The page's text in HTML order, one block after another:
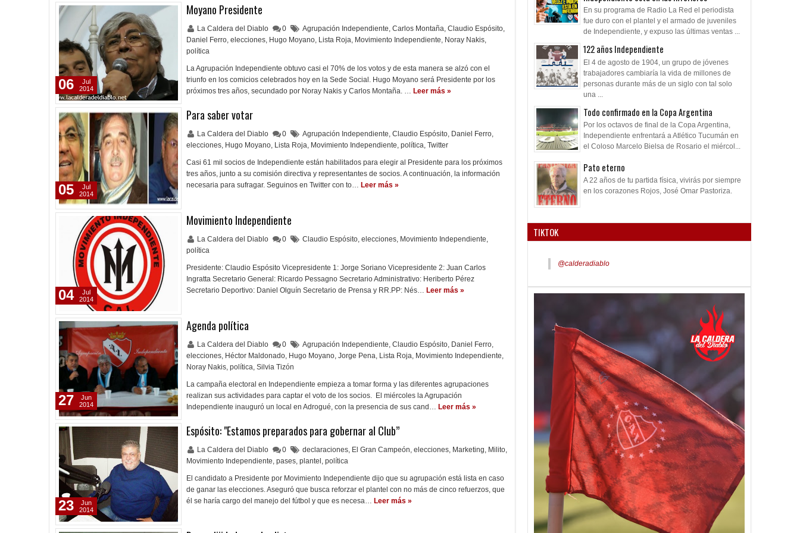
Moyano Presidente
La Caldera del Diablo 0 Agrupación Independiente, Carlos Montaña, Claudio Espósito,
Daniel Ferro, elecciones, Hugo Moyano, Lista Roja, Movimiento Independiente, Noray Nakis,
política
La Agrupación Independiente obtuvo casi el 70% de los votos y de esta manera se alzó con el
triunfo en los comicios celebrados hoy en la Sede Social. Hugo Moyano será Presidente por los
próximos tres años, secundado por Noray Nakis y Carlos Montaña. … Leer más »
06
Jul
2014
Para saber votar
La Caldera del Diablo 0 Agrupación Independiente, Claudio Espósito, Daniel Ferro,
elecciones, Hugo Moyano, Lista Roja, Movimiento Independiente, política, Twitter
Casi 61 mil socios de Independiente están habilitados para elegir al Presidente para los próximos
tres años, junto a su comisión directiva y representantes de socios. A continuación, la información
necesaria para sufragar. Seguinos en Twitter con to… Leer más »
05
Jul
2014
Movimiento Independiente
La Caldera del Diablo 0 Claudio Espósito, elecciones, Movimiento Independiente,
política
Presidente: Claudio Espósito Vicepresidente 1: Jorge Soriano Vicepresidente 2: Juan Carlos
Ingratta Secretario General: Ricardo Pessagno Secretario Administrativo: Heriberto Pérez
Secretario Deportivo: Daniel Olguín Secretario de Prensa y RR.PP: Nés… Leer más »
04
Jul
2014
Agenda política
La Caldera del Diablo 0 Agrupación Independiente, Claudio Espósito, Daniel Ferro,
elecciones, Héctor Maldonado, Hugo Moyano, Jorge Pena, Lista Roja, Movimiento Independiente,
Noray Nakis, política, Silvia Tizón
La campaña electoral en Independiente empieza a tomar forma y las diferentes agrupaciones
realizan sus actividades para captar el voto de los socios. El miércoles la Agrupación
Independiente inauguró un local en Adrogué, con la presencia de sus cand… Leer más »
27
Jun
2014
Espósito: "Estamos preparados para gobernar al Club”
La Caldera del Diablo 0 declaraciones, El Gran Campeón, elecciones, Marketing, Milito,
Movimiento Independiente, pases, plantel , política
El candidato a Presidente por Movimiento Independiente dijo que su agrupación está lista en caso
de ganar las elecciones. Aseguró que busca reforzar el plantel con no más de cinco refuerzos, que
él se haría cargo del manejo del fútbol y que es necesa… Leer más »
23
Jun
2014
En su programa de Radio La Red el periodista
fue duro con el plantel y el armado de juveniles
de Independiente, y expuso las últimas ventas ...
122 años Independiente
El 4 de agosto de 1904, un grupo de jóvenes
trabajadores cambiaría la vida de millones de
personas durante más de un siglo con tal solo
una ...
Todo confirmado en la Copa Argentina
Por los octavos de final de la Copa Argentina,
Independiente enfrentará a Atlético Tucumán en
el Coloso Marcelo Bielsa de Rosario el miércol...
Pato eterno
A 22 años de tu partida física, vivirás por siempre
en los corazones Rojos, José Omar Pastoriza.
TIKTOK
@calderadiablo